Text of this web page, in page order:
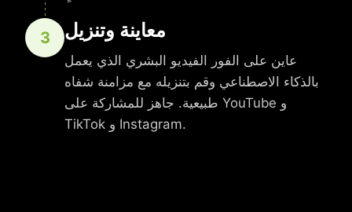
3 معاينة وتنزيل
عاين على الفور الفيديو البشري الذي يعمل
بالذكاء الاصطناعي وقم بتنزيله مع مزامنة شفاه
طبيعية. جاهز للمشاركة على YouTube و
TikTok و Instagram.